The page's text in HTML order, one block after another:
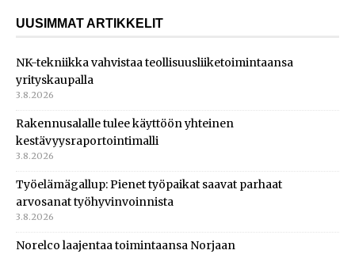
UUSIMMAT ARTIKKELIT
NK-tekniikka vahvistaa teollisuusliiketoimintaansa
yrityskaupalla
3.8.2026
Rakennusalalle tulee käyttöön yhteinen
kestävyysraportointimalli
3.8.2026
Työelämägallup: Pienet työpaikat saavat parhaat
arvosanat työhyvinvoinnista
3.8.2026
Norelco laajentaa toimintaansa Norjaan